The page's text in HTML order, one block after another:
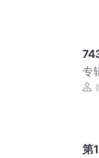
专
谈
第